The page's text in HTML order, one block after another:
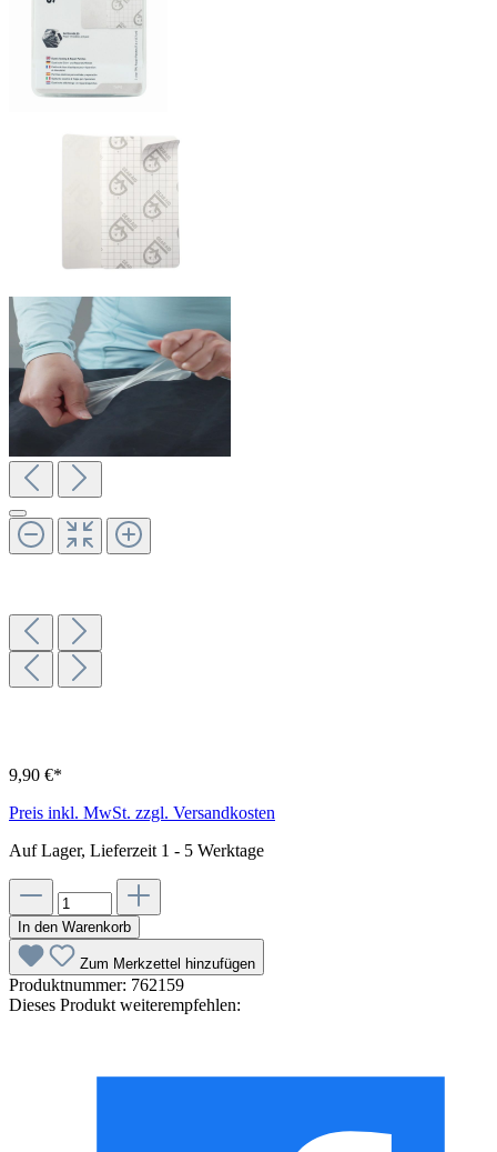
9,90 €*
Preis inkl. MwSt. zzgl. Versandkosten
Auf Lager, Lieferzeit 1 - 5 Werktage
In den Warenkorb
Zum Merkzettel hinzufügen
Produktnummer: 762159
Dieses Produkt weiterempfehlen: